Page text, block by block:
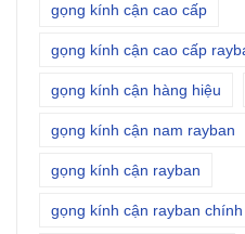
gọng kính cận cao cấp
gọng kính cận cao cấp
gọng kính cận hàng hiệu
gọng kính cận nam rayban
gọng kính cận rayban
gọng kính cận rayban